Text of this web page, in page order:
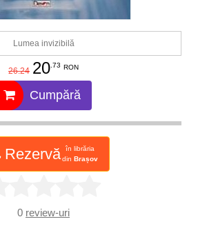
Lumea invizibilă
26.24 20.73 RON
Cumpără
Rezervă
în librăria
din Brașov
0 review-uri